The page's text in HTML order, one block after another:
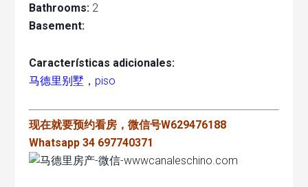
Bathrooms: 2
Basement:
Características adicionales:
马德里别墅，piso
现在就要预约看房，微信号W629476188
Whatsapp 34 697740371